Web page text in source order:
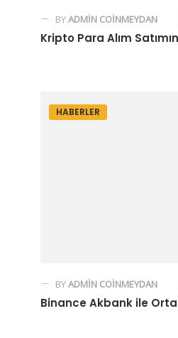
BYADMIN COINMEYDAN
Kripto Para Alım
HABERLER
BYADMIN COINMEYDAN
Binance Akbank ile